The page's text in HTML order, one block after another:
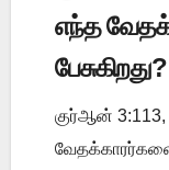
எந்த
பேசுகிறது?
குர்ஆன்